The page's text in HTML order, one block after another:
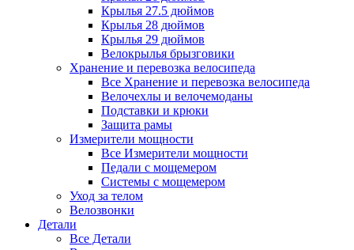
Крылья 27.5 дюймов
Крылья 28 дюймов
Крылья 29 дюймов
Велокрылья брызговики
Хранение и перевозка велосипеда
Все Хранение и перевозка велосипеда
Велочехлы и велочемоданы
Подставки и крюки
Защита рамы
Измерители мощности
Все Измерители мощности
Педали с мощемером
Системы с мощемером
Уход за телом
Велозвонки
Детали
Все Детали